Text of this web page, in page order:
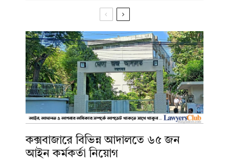
কক্সবাজারে বিভিন্ন আদালতে ৬৫ জন
আইন কর্মকর্তা নিয়োগ